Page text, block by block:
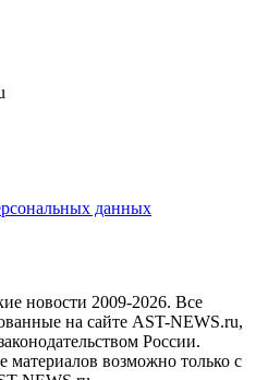
данных
новости 2009-2026. Все
на сайте AST-NEWS.ru,
России.
материалов возможно только с